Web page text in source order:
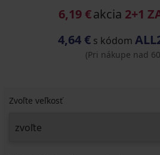
6,19 €akcia 2+1
4,64 €s kódom
(Pri nákupe nad
Zvoľte veľkosť